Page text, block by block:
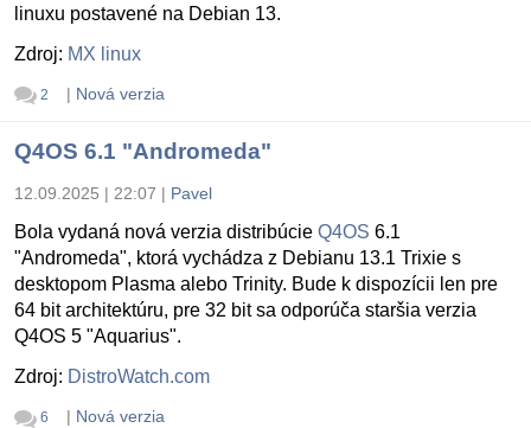
linuxu postavené na Debian 13.
Zdroj: MX linux
2 | Nová verzia
Q4OS 6.1 "Andromeda"
12.09.2025 | 22:07 | Pavel
Bola vydaná nová verzia distribúcie Q4OS 6.1
"Andromeda", ktorá vychádza z Debianu 13.1 Trixie s
desktopom Plasma alebo Trinity. Bude k dispozícii len pre
64 bit architektúru, pre 32 bit sa odporúča staršia verzia
Q4OS 5 "Aquarius".
Zdroj: DistroWatch.com
6 | Nová verzia